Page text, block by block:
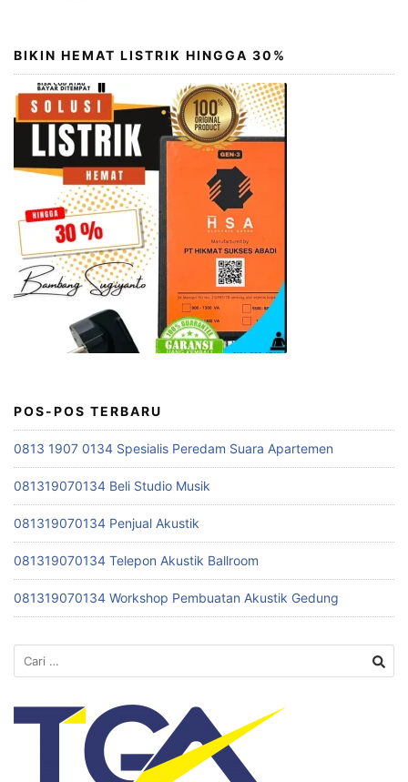
BIKIN HEMAT LISTRIK HINGGA 30%
POS-POS TERBARU
0813 1907 0134 Spesialis Peredam Suara Apartemen
081319070134 Beli Studio Musik
081319070134 Penjual Akustik
081319070134 Telepon Akustik Ballroom
081319070134 Workshop Pembuatan Akustik Gedung
Cari
untuk: